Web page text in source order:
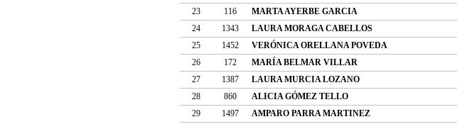
23
116 MARTA AYERBE GARCIA
24
1343 LAURA MORAGA CABELLOS
25
1452 VERÓNICA ORELLANA POVEDA
26
172 MARÍA BELMAR VILLAR
27
1387 LAURA MURCIA LOZANO
28
860 ALICIA GÓMEZ TELLO
29
1497 AMPARO PARRA MARTINEZ